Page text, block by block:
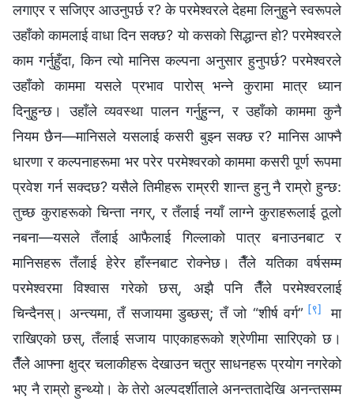
लगाएर र सजिएर आउनुपर्छ र? के परमेश्‍वरले देहमा लिनुहुने स्वरूपले
उहाँको कामलाई वाधा दिन सक्छ? यो कसको सिद्धान्त हो? परमेश्‍वरले
काम गर्नुहुँदा, किन त्यो मानिस कल्पना अनुसार हुनुपर्छ? परमेश्‍वरले
उहाँको काममा यसले प्रभाव पारोस् भन्‍ने कुरामा मात्र ध्यान
दिनुहुन्छ। उहाँले व्यवस्था पालन गर्नुहुन्न, र उहाँको काममा कुनै
नियम छैन—मानिसले यसलाई कसरी बुझ्न सक्छ र? मानिस आफ्नै
धारणा र कल्पनाहरूमा भर परेर परमेश्‍वरको काममा कसरी पूर्ण रूपमा
प्रवेश गर्न सक्दछ? यसैले तिमीहरू राम्ररी शान्त हुनु नै राम्रो हुन्छ:
तुच्छ कुराहरूको चिन्ता नगर्, र तँलाई नयाँ लाग्ने कुराहरूलाई ठूलो
नबना—यसले तँलाई आफैलाई गिल्‍लाको पात्र बनाउनबाट र
मानिसहरू तँलाई हेरेर हाँस्‍नबाट रोक्‍नेछ। तैँले यतिका वर्षसम्म
परमेश्‍वरमा विश्‍वास गरेको छस्, अझै पनि तैँले परमेश्‍वरलाई
चिन्दैनस्। अन्त्यमा, तँ सजायमा डुब्छस्; तँ जो “शीर्ष वर्ग” [९]
मा
राखिएको छस्, तँलाई सजाय पाएकाहरूको श्रेणीमा सारिएको छ।
तैँले आफ्‍ना क्षुद्र चलाकीहरू देखाउन चतुर साधनहरू प्रयोग नगरेको
भए नै राम्रो हुन्थ्यो। के तेरो अल्पदर्शीताले अनन्ततादेखि अनन्तसम्म